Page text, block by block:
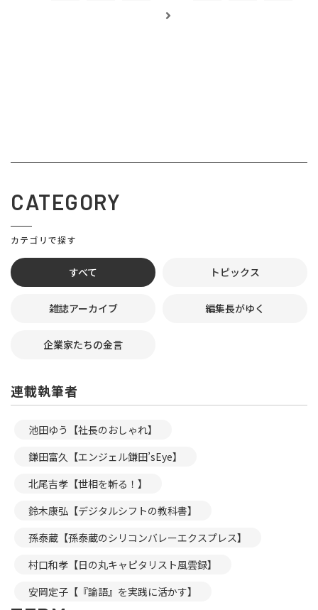
CATEGORY
カテゴリで探す
すべて トピックス
雑誌アーカイブ 編集長がゆく
企業家たちの金言
連載執筆者
池田ゆう【社長のおしゃれ】
鎌田富久【エンジェル鎌田’sEye】
北尾吉孝【世相を斬る！】
鈴木康弘【デジタルシフトの教科書】
孫泰蔵【孫泰蔵のシリコンバレーエクスプレス】
村口和孝【日の丸キャピタリスト風雲録】
安岡定子【『論語』を実践に活かす】